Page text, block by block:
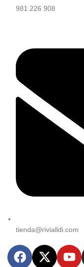
981 226 908
tienda@rivialldi.com